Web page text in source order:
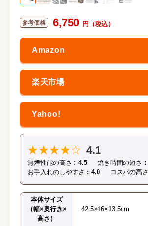
6,750
★★★★☆ 4.1
無煙性能の高さ 4.5 焼き時間の短さ
お手入れのしやすさ
4.0 コスパの高さ
本体サイズ
（幅×奥行き×
高さ）
42.5×16×13.5cm